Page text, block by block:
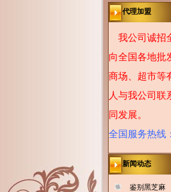
代理加盟
我公司诚招
向全国各地批
商场、超市等
人与我公司联
同发展。
全国服务热线
新闻动态
鉴别黑芝麻